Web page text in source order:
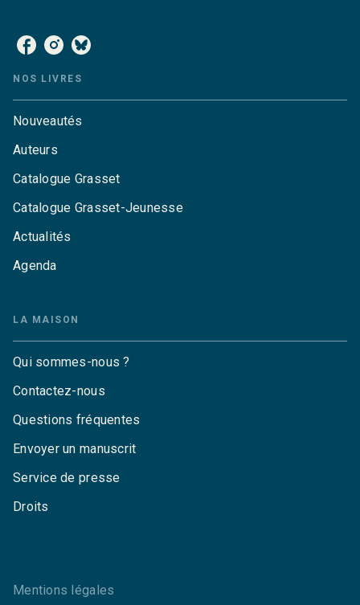
NOS LIVRES
Nouveautés
Auteurs
Catalogue Grasset
Catalogue Grasset-Jeunesse
Actualités
Agenda
LA MAISON
Qui sommes-nous ?
Contactez-nous
Questions fréquentes
Envoyer un manuscrit
Service de presse
Droits
Mentions légales